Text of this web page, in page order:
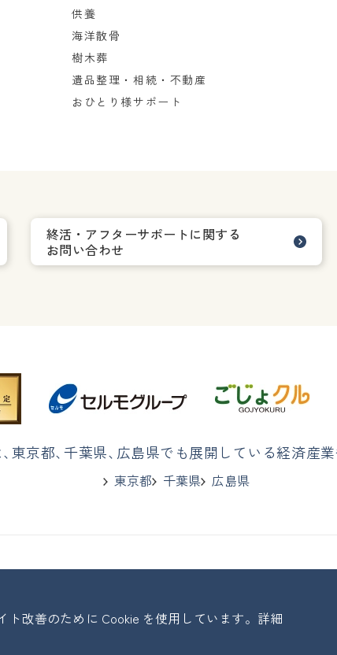
供養
海洋散骨
樹木葬
遺品整理・相続・不動産
おひとり様サポート
終活・アフターサポートに関する
お問い合わせ
、東京都、千葉県、 広島県でも展開している経済産業
東京都 千葉県 広島県
改善のために Cookie を使用しています。詳細